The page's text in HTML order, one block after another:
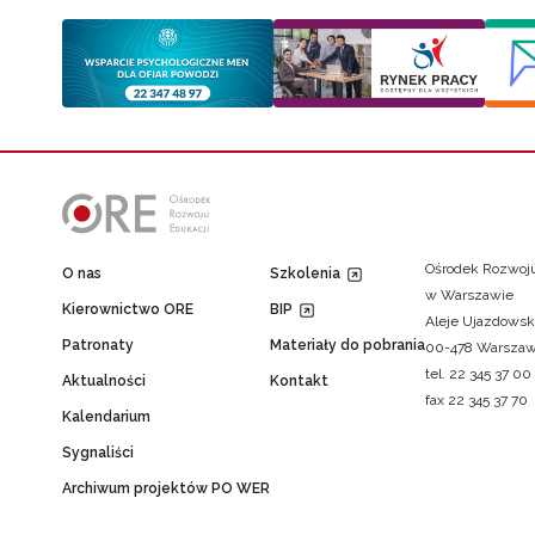
O nas
Kierownictwo ORE
Patronaty
Aktualności
Kalendarium
Sygnaliści
Archiwum projektów PO WER
Szkolenia
BIP
Materiały do pobrania
Kontakt
Ośrodek
w Warszawie
Aleje
00-478
tel. 22 345 37 00
fax 22 345 37 70